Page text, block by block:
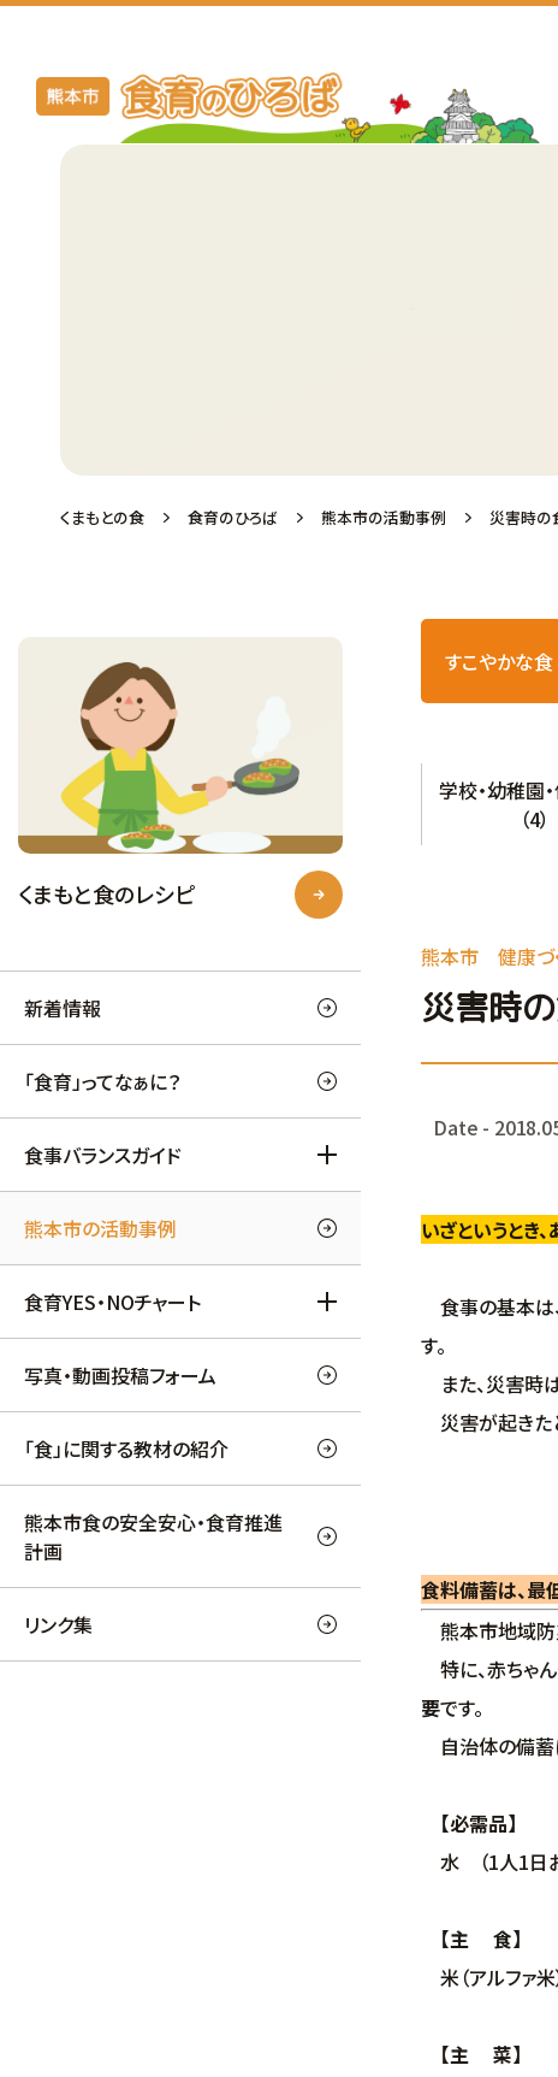
熊本市の活動事例
くまもとの食 食育のひろば 熊本市の活動事例 災害時の
くまもと食のレシピ
新着情報
「食育」ってなぁに？
食事バランスガイド
熊本市の活動事例
食育YES・NOチャート
写真・動画投稿フォーム
「食」に関する教材の紹介
熊本市食の安全安心・食育推進
計画
リンク集
すこやかな食
学校・幼稚園
（4）
熊本市 健康づ
災害時
Date -
いざというとき
食事の基本は
す。
また、災害時
災害が起きた
食料備蓄は、最
熊本市地域防
特に、赤ちゃ
要です。
自治体の備蓄
【必需品】
水 （1人1日お
【主 食】
米（アルファ米
【主 菜】